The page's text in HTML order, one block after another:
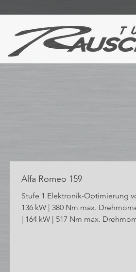
Alfa Romeo 159
Stufe 1 Elektronik-Optimierung
136 kW | 380 Nm max.
| 164 kW | 517 Nm max.